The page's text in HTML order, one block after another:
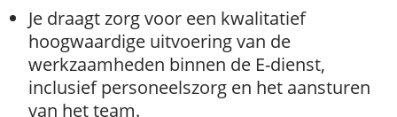
Je draagt zorg voor een kwalitatief
hoogwaardige uitvoering van de
werkzaamheden binnen de E-dienst,
inclusief personeelszorg en het aansturen
van het team.